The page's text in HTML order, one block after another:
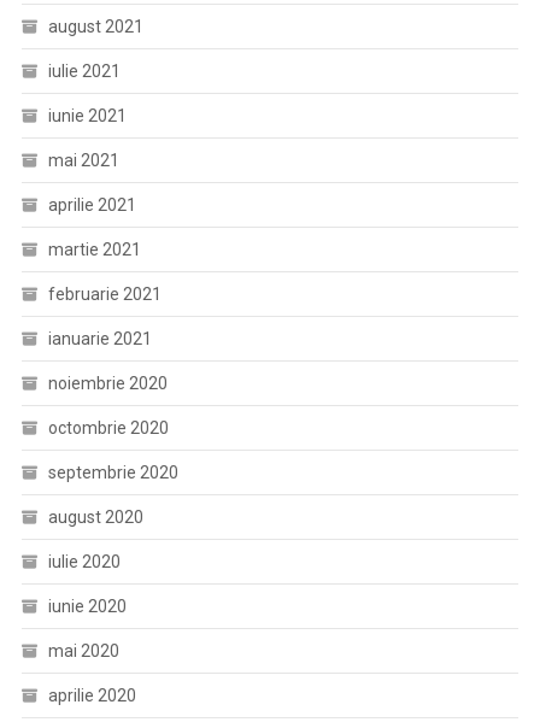
august 2021
iulie 2021
iunie 2021
mai 2021
aprilie 2021
martie 2021
februarie 2021
ianuarie 2021
noiembrie 2020
octombrie 2020
septembrie 2020
august 2020
iulie 2020
iunie 2020
mai 2020
aprilie 2020